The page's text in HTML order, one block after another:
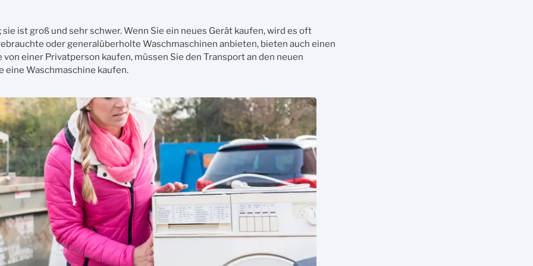
sie ist groß und sehr schwer. Wenn Sie ein neues Gerät kaufen, wird es oft
oder generalüberholte Waschmaschinen anbieten, bieten auch einen
einer Privatperson kaufen, müssen Sie den Transport an den neuen
eine Waschmaschine kaufen.